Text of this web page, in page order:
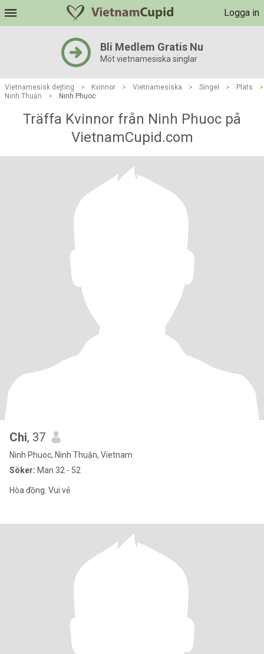
Logga in
Bli Medlem Gratis Nu
Möt vietnamesiska singlar
Vietnamesisk dejting > Kvinnor > Vietnamesiska > Singel > Plats
>
Ninh Thuận
> Ninh Phuoc
Träffa Kvinnor från Ninh Phuoc på
VietnamCupid.com
Chi, 37
Ninh Phuoc, Ninh Thuận, Vietnam
Söker: Man 32 - 52
Hòa đồng. Vui vẻ